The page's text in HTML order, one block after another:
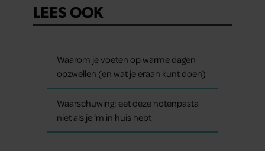
LEES OOK
Waarom je voeten op warme dagen
opzwellen (en wat je eraan kunt doen)
Waarschuwing: eet deze notenpasta
niet als je ‘m in huis hebt